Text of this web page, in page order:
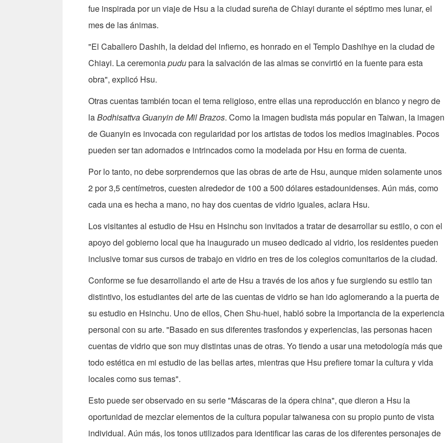
fue inspirada por un viaje de Hsu a la ciudad sureña de Chiayi durante el séptimo mes lunar, el
mes de las ánimas.
"El Caballero Dashih, la deidad del infierno, es honrado en el Templo Dashihye en la ciudad de
Chiayi. La ceremoniapudupara la salvación de las almas se convirtió en la fuente para esta
obra", explicó Hsu.
Otras cuentas también tocan el tema religioso, entre ellas una reproducción en blanco y negro de
laBodhisattva Guanyin de Mil Brazos. Como la imagen budista más popular en Taiwan, la imagen
de Guanyin es invocada con regularidad por los artistas de todos los medios imaginables. Pocos
pueden ser tan adornados e intrincados como la modelada por Hsu en forma de cuenta.
Por lo tanto, no debe sorprendernos que las obras de arte de Hsu, aunque miden solamente unos
2 por 3,5 centímetros, cuesten alrededor de 100 a 500 dólares estadounidenses. Aún más, como
cada una es hecha a mano, no hay dos cuentas de vidrio iguales, aclara Hsu.
Los visitantes al estudio de Hsu en Hsinchu son invitados a tratar de desarrollar su estilo, o con el
apoyo del gobierno local que ha inaugurado un museo dedicado al vidrio, los residentes pueden
inclusive tomar sus cursos de trabajo en vidrio en tres de los colegios comunitarios de la ciudad.
Conforme se fue desarrollando el arte de Hsu a través de los años y fue surgiendo su estilo tan
distintivo, los estudiantes del arte de las cuentas de vidrio se han ido aglomerando a la puerta de
su estudio en Hsinchu. Uno de ellos, Chen Shu-huei, habló sobre la importancia de la experiencia
personal con su arte. "Basado en sus diferentes trasfondos y experiencias, las personas hacen
cuentas de vidrio que son muy distintas unas de otras. Yo tiendo a usar una metodología más que
todo estética en mi estudio de las bellas artes, mientras que Hsu prefiere tomar la cultura y vida
locales como sus temas".
Esto puede ser observado en su serie "Máscaras de la ópera china", que dieron a Hsu la
oportunidad de mezclar elementos de la cultura popular taiwanesa con su propio punto de vista
individual. Aún más, los tonos utilizados para identificar las caras de los diferentes personajes de